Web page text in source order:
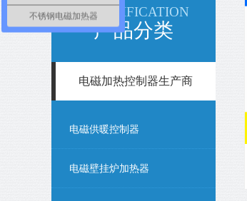
CLASSIFICATION
产品分类
电磁加热控制器生产商
电磁供暖控制器
电磁壁挂炉加热器
不锈钢电磁加热器